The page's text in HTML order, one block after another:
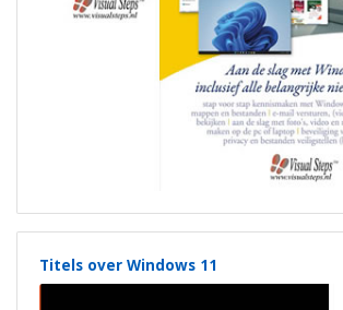
Titels over Windows 11